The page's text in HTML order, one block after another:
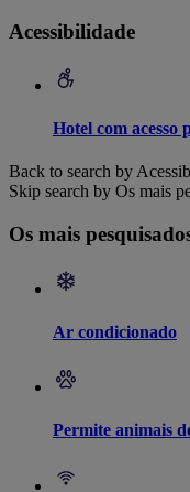
Acessibilidade
Hotel com acesso
Back to search by
Skip search by Os mais
Os mais
Ar condicionado
Permite animais